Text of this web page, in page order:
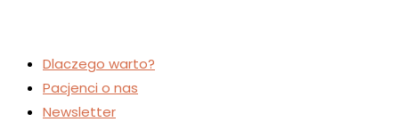
Dlaczego warto?
Pacjenci o nas
Newsletter